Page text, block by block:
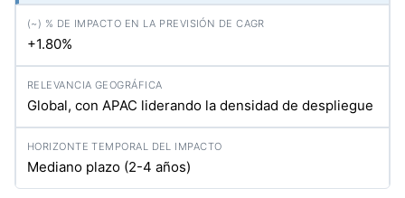
+1.80%
Global, con APAC liderando la densidad de despliegue
Mediano plazo (2-4 años)